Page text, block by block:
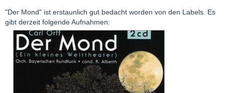
"Der Mond" ist erstaunlich gut bedacht worden von den Labels. Es
gibt derzeit folgende Aufnahmen: